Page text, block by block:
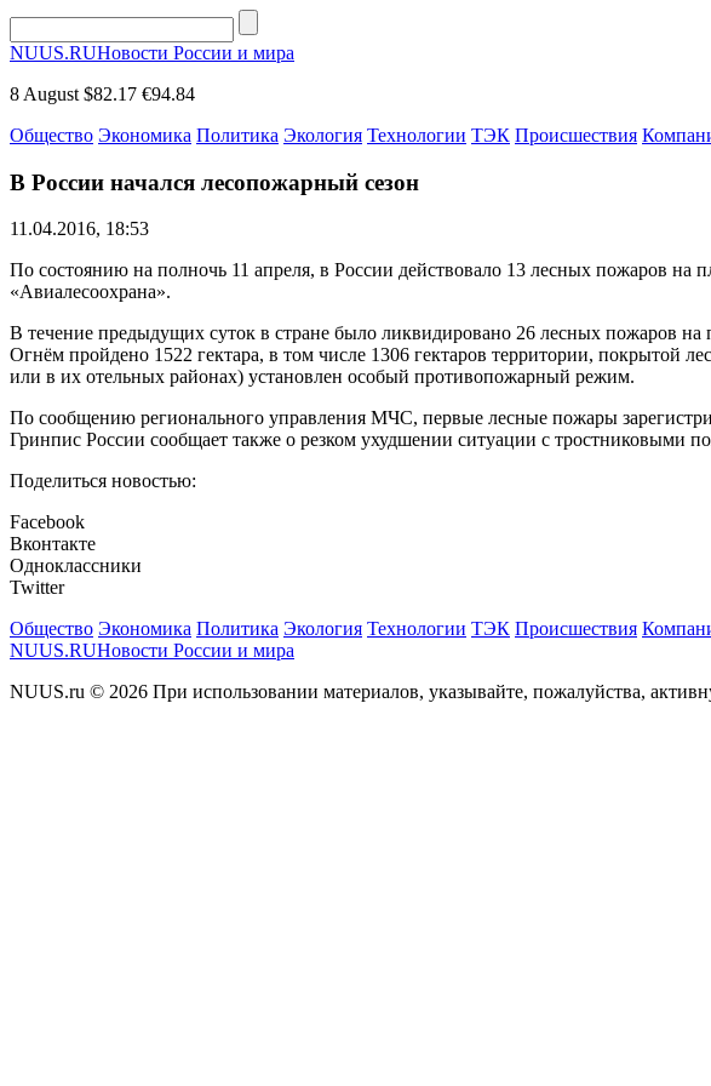
NUUS.RUНовости России и мира
8 August $82.17 €94.84
Общество Экономика Политика Экология Технологии ТЭК Происшествия
В России начался лесопожарный сезон
11.04.2016, 18:53
По состоянию на полночь 11 апреля, в России действовало 13 лесных пожаров
«Авиалесоохрана».
В течение предыдущих суток в стране было ликвидировано 26 лесных пожаров
Огнём пройдено 1522 гектара, в том числе 1306 гектаров территории, покрытой
или в их отельных районах) установлен особый противопожарный режим.
По сообщению регионального управления МЧС, первые лесные пожары
Гринпис России сообщает также о резком ухудшении ситуации с тростниковыми
Поделиться новостью:
Facebook
Вконтакте
Одноклассники
Twitter
Общество Экономика Политика Экология Технологии ТЭК Происшествия
NUUS.RUНовости России и мира
NUUS.ru © 2026 При использовании материалов, указывайте, пожалуйства,